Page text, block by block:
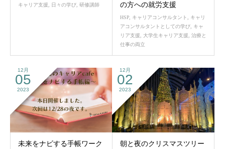
キャリア支援 日々の学び 研修講師
の方への就労支援
HSP キャリアコンサルタント
キャリ
アコンサルタントとしての学び
キャ
リア支援
大学生キャリア支援
治療と
仕事の両立
12月
05
2023
未来をナビする手帳ワーク
12月
02
2023
朝と夜のクリスマスツリー